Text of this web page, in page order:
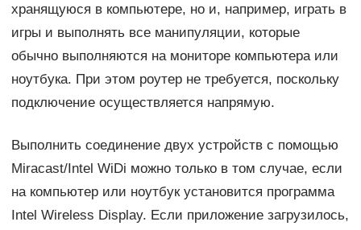
хранящуюся в компьютере, но и, например, играть в
игры и выполнять все манипуляции, которые
обычно выполняются на мониторе компьютера или
ноутбука. При этом роутер не требуется, поскольку
подключение осуществляется напрямую.
Выполнить соединение двух устройств с помощью
Miracast/Intel WiDi можно только в том случае, если
на компьютер или ноутбук установится программа
Intel Wireless Display. Если приложение загрузилось,